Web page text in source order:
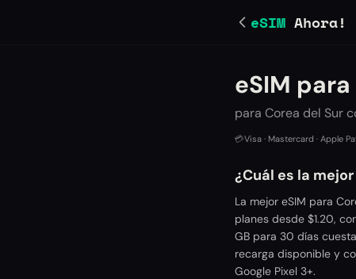
eSIM Ahora!
eSIM
para Corea del Sur
💳Visa · Mastercard · Apple
¿Cuál es la
La mejor eSIM para
planes desde $1.20,
GB para 30 días
recarga disponible y
Google Pixel 3+.